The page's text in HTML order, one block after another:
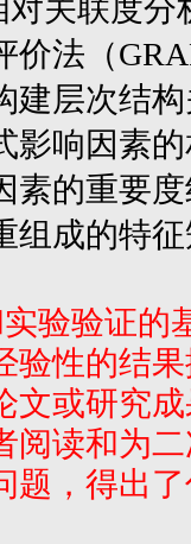
关联度
价法（
建层次结
影响因素
素的重要
组成的特
验验证的
验性的结
文或研究
阅读和为
题，得出